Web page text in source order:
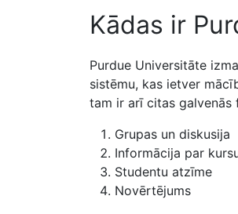
Kādas ir
Purdue Universitāte
sistēmu, kas ietver
tam ir arī citas galvenās
Grupas un diskusija
Informācija par
Studentu atzīme
Novērtējums